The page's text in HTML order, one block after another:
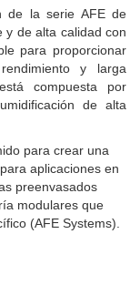
de la serie AFE de
y de alta calidad con
para proporcionar
y larga
compuesta por
de alta
para crear una
aplicaciones en
preenvasados
modulares que
(AFE Systems).